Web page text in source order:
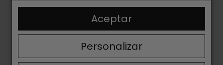
Personalizar
Aceptar